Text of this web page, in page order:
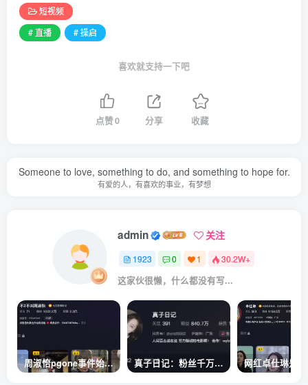
短视频
# 直播
# 操启
喜欢就支持一下吧
点赞0 分享 收藏
Someone to love, something to do, and something to hope for.
有爱的人，有喜欢的事业，有梦想
admin 关注
1923 0 1 30.2W+
这家伙很懒，什么都没有写...
周淑怡pgone事件始末，周淑怡现状 真子日记：粉丝千万的真子日记是最懂反转的网红吗？